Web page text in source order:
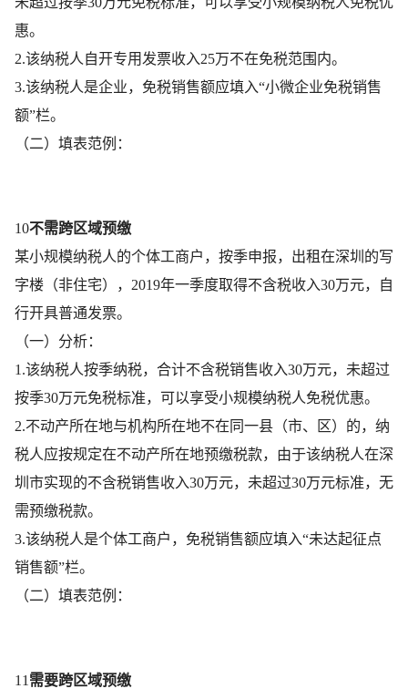
惠。
2.该纳税人自开专用发票收入25万不在免税范围内。
3.该纳税人是企业，免税销售额应填入“小微企业免税销售
额”栏。
（二）填表范例：
10不需跨区域预缴
某小规模纳税人的个体工商户，按季申报，出租在深圳的写
字楼（非住宅），2019年一季度取得不含税收入30万元，自
行开具普通发票。
（一）分析：
1.该纳税人按季纳税，合计不含税销售收入30万元，未超过
按季30万元免税标准，可以享受小规模纳税人免税优惠。
2.不动产所在地与机构所在地不在同一县（市、区）的，纳
税人应按规定在不动产所在地预缴税款，由于该纳税人在深
圳市实现的不含税销售收入30万元，未超过30万元标准，无
需预缴税款。
3.该纳税人是个体工商户，免税销售额应填入“未达起征点
销售额”栏。
（二）填表范例：
11 需要跨区域预缴